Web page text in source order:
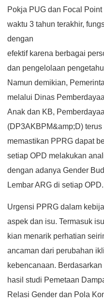
Pokja PUG dan Focal
waktu 3 tahun terakhir,
dengan
efektif karena berbagai
dan pengelolaan
Namun demikian,
melalui Dinas
Anak dan KB,
(DP3AKBPM&amp;D)
memastikan PPRG dapat
setiap OPD melakukan
dengan adanya Gender
Lembar ARG di setiap OPD.
Urgensi PPRG dalam
aspek dan isu. Termasuk
kian menarik perhatian
ancaman dari perubahan
kebencanaan.
hasil studi Pemetaan
Relasi Gender dan Pola